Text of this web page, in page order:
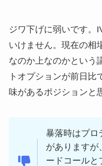
ジワ下げに弱いです。
いけません。現在の相
なのか上なのかという
トオプションが前日
味があるポジションと
暴落時はプロ
がありますが
ードコールと